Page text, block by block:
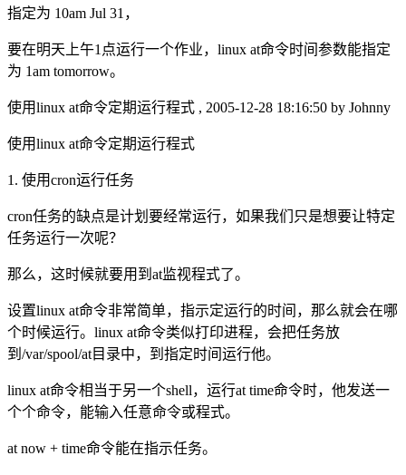
指定为 10am Jul 31，
要在明天上午1点运行一个作业，linux at命令时间参数能指定
为 1am tomorrow。
使用linux at命令定期运行程式 , 2005-12-28 18:16:50 by Johnny
使用linux at命令定期运行程式
1. 使用cron运行任务
cron任务的缺点是计划要经常运行，如果我们只是想要让特定
任务运行一次呢？
那么，这时候就要用到at监视程式了。
设置linux at命令非常简单，指示定运行的时间，那么就会在哪
个时候运行。linux at命令类似打印进程，会把任务放
到/var/spool/at目录中，到指定时间运行他。
linux at命令相当于另一个shell，运行at time命令时，他发送一
个个命令，能输入任意命令或程式。
at now + time命令能在指示任务。